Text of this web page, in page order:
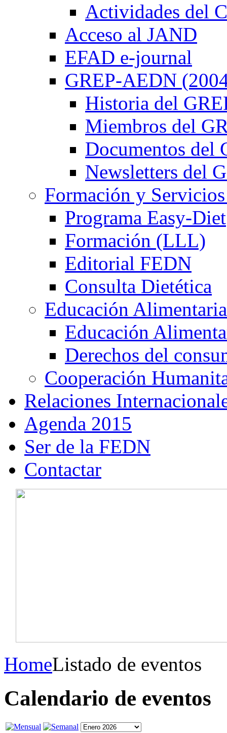
Actividades del
Acceso al JAND
EFAD e-journal
GREP-AEDN
Historia del
Miembros del
Documentos del
Newsletters del
Formación y
Programa Easy-Diet
Formación (LLL)
Editorial FEDN
Consulta Dietética
Educación Alimentaria
Educación
Derechos del
Cooperación
Relaciones
Agenda 2015
Ser de la FEDN
Contactar
HomeListado de eventos
Calendario de eventos